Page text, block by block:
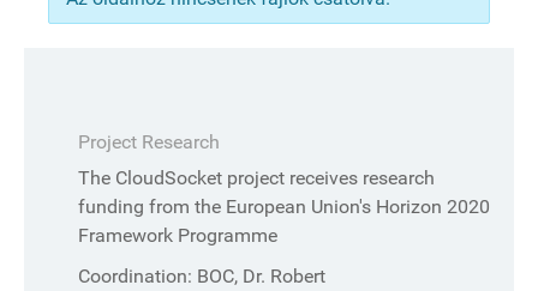
Project Research
The CloudSocket project receives research
funding from the European Union's Horizon 2020
Framework Programme
Coordination: BOC, Dr. Robert